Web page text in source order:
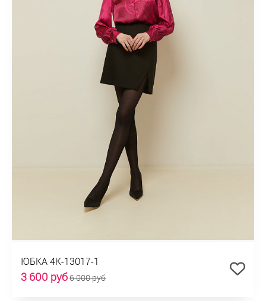
ЮБКА 4К-13017-1
3 600 руб6 000 руб